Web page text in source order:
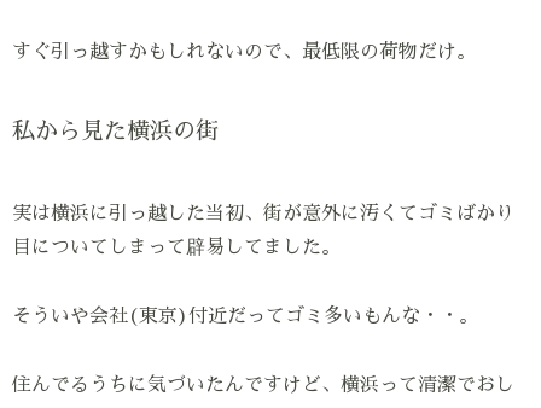
すぐ引っ越すかもしれないので、最低限の荷物だけ。
私から見た横浜の街
実は横浜に引っ越した当初、街が意外に汚くてゴミばかり
目についてしまって辟易してました。
そういや会社(東京)付近だってゴミ多いもんな・・。
住んでるうちに気づいたんですけど、横浜って清潔でおし